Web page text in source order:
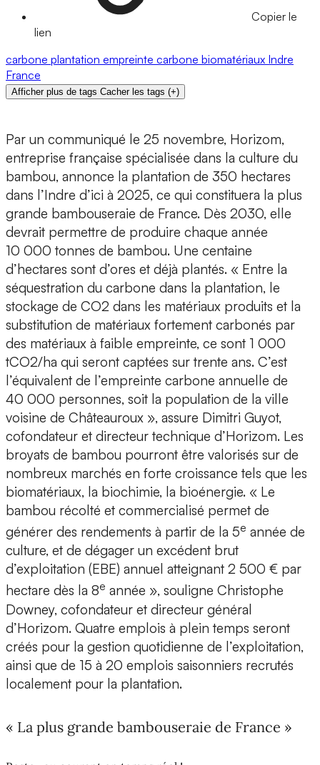
Copier le
lien
carbone plantation empreinte carbone biomatériaux Indre
France
Afficher plus de tags Cacher les tags (+)
Par un communiqué le 25 novembre, Horizom,
entreprise française spécialisée dans la culture du
bambou, annonce la plantation de 350 hectares
dans l’Indre d’ici à 2025, ce qui constituera la plus
grande bambouseraie de France. Dès 2030, elle
devrait permettre de produire chaque année
10 000 tonnes de bambou. Une centaine
d’hectares sont d’ores et déjà plantés. « Entre la
séquestration du carbone dans la plantation, le
stockage de CO2 dans les matériaux produits et la
substitution de matériaux fortement carbonés par
des matériaux à faible empreinte, ce sont 1 000
tCO2/ha qui seront captées sur trente ans. C’est
l’équivalent de l’empreinte carbone annuelle de
40 000 personnes, soit la population de la ville
voisine de Châteauroux », assure Dimitri Guyot,
cofondateur et directeur technique d’Horizom. Les
broyats de bambou pourront être valorisés sur de
nombreux marchés en forte croissance tels que les
biomatériaux, la biochimie, la bioénergie. « Le
bambou récolté et commercialisé permet de
générer des rendements à partir de la 5e année de
culture, et de dégager un excédent brut
d’exploitation (EBE) annuel atteignant 2 500 € par
hectare dès la 8e année », souligne Christophe
Downey, cofondateur et directeur général
d’Horizom. Quatre emplois à plein temps seront
créés pour la gestion quotidienne de l’exploitation,
ainsi que de 15 à 20 emplois saisonniers recrutés
localement pour la plantation.
« La plus grande bambouseraie de France »